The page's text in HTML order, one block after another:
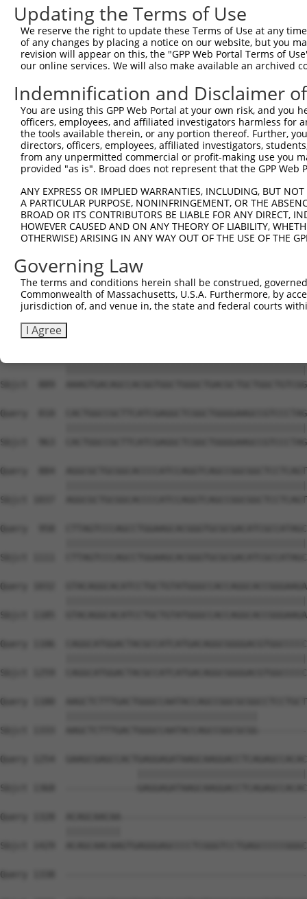
Updating the Terms of Use
We reserve the right to update these Terms of Use at any
of any changes by placing a notice on our website, but you
revision will appear on this, the "GPP Web Portal Terms of
our online services. We will also make available an archived
Indemnification and Disclaimer
You are using this GPP Web Portal at your own risk, and
officers, employees, and affiliated investigators harmless for
the tools available therein, or any portion thereof. Further,
directors, officers, employees, affiliated investigators,
from any unpermitted commercial or profit-making use you
provided "as is". Broad does not represent that the GPP
ANY EXPRESS OR IMPLIED WARRANTIES, INCLUDING, BUT
A PARTICULAR PURPOSE, NONINFRINGEMENT, OR THE
BROAD OR ITS CONTRIBUTORS BE LIABLE FOR ANY DIRECT,
HOWEVER CAUSED AND ON ANY THEORY OF LIABILITY,
OTHERWISE) ARISING IN ANY WAY OUT OF THE USE OF THE
Governing Law
The terms and conditions herein shall be construed,
Commonwealth of Massachusetts, U.S.A. Furthermore, by
jurisdiction of, and venue in, the state and federal courts
I Agree